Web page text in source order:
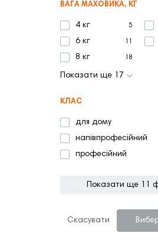
ВАГА МАХОВИКА, КГ
4 кг 5
6 кг
8 кг 18
Показати ще 17
КЛАС
для дому
напівпрофесійний
професійний
Показати ще 11
Скасувати